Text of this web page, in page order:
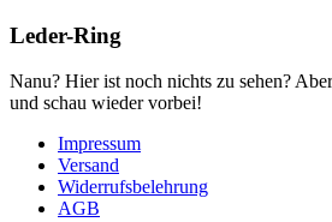
Leder-Ring
Nanu? Hier ist noch nichts zu sehen?
und schau wieder vorbei!
Impressum
Versand
Widerrufsbelehrung
AGB